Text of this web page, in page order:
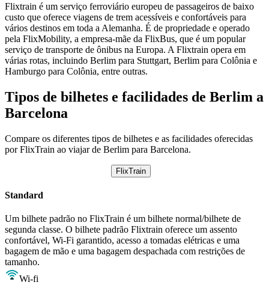
Flixtrain é um serviço ferroviário europeu de passageiros de baixo
custo que oferece viagens de trem acessíveis e confortáveis para
vários destinos em toda a Alemanha. É de propriedade e operado
pela FlixMobility, a empresa-mãe da FlixBus, que é um popular
serviço de transporte de ônibus na Europa. A Flixtrain opera em
várias rotas, incluindo Berlim para Stuttgart, Berlim para Colônia e
Hamburgo para Colônia, entre outras.
Tipos de bilhetes e facilidades de Berlim a
Barcelona
Compare os diferentes tipos de bilhetes e as facilidades oferecidas
por FlixTrain ao viajar de Berlim para Barcelona.
FlixTrain
Standard
Um bilhete padrão no FlixTrain é um bilhete normal/bilhete de
segunda classe. O bilhete padrão Flixtrain oferece um assento
confortável, Wi-Fi garantido, acesso a tomadas elétricas e uma
bagagem de mão e uma bagagem despachada com restrições de
tamanho.
Wi-fi